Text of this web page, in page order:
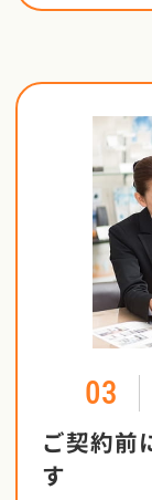
03
ご契約前
す